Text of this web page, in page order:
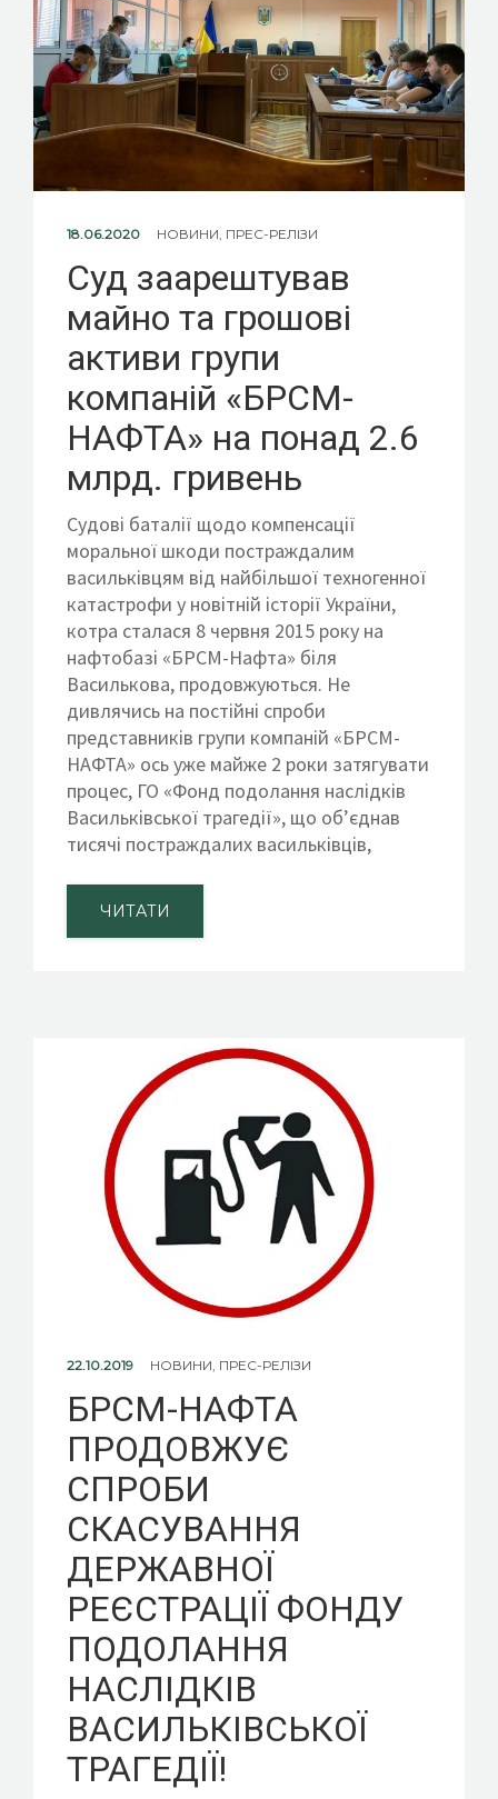
18.06.2020 НОВИНИ ПРЕС-РЕЛІЗИ
Суд заарештував
майно та грошові
активи групи
компаній «БРСМ-
НАФТА» на понад 2.6
млрд. гривень
Судові баталії щодо компенсації
моральної шкоди постраждалим
васильківцям від найбільшої техногенної
катастрофи у новітній історії України,
котра сталася 8 червня 2015 року на
нафтобазі «БРСМ-Нафта» біля
Василькова, продовжуються. Не
дивлячись на постійні спроби
представників групи компаній «БРСМ-
НАФТА» ось уже майже 2 роки затягувати
процес, ГО «Фонд подолання наслідків
Васильківської трагедії», що об’єднав
тисячі постраждалих васильківців,
ЧИТАТИ
22.10.2019 НОВИНИ ПРЕС-РЕЛІЗИ
БРСМ-НАФТА
ПРОДОВЖУЄ
СПРОБИ
СКАСУВАННЯ
ДЕРЖАВНОЇ
РЕЄСТРАЦІЇ ФОНДУ
ПОДОЛАННЯ
НАСЛІДКІВ
ВАСИЛЬКІВСЬКОЇ
ТРАГЕДІЇ!